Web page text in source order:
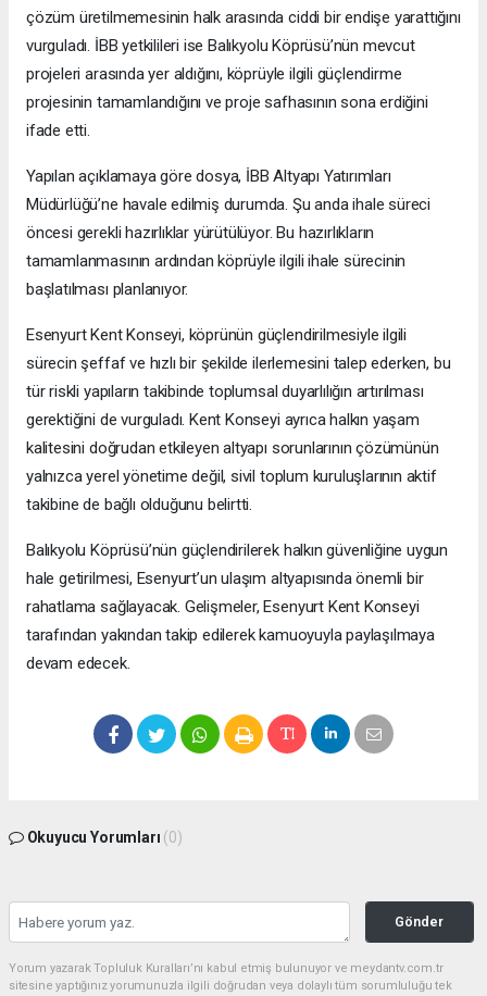
çözüm üretilmemesinin halk arasında ciddi bir endişe yarattığını
vurguladı. İBB yetkilileri ise Balıkyolu Köprüsü’nün mevcut
projeleri arasında yer aldığını, köprüyle ilgili güçlendirme
projesinin tamamlandığını ve proje safhasının sona erdiğini
ifade etti.
Yapılan açıklamaya göre dosya, İBB Altyapı Yatırımları
Müdürlüğü’ne havale edilmiş durumda. Şu anda ihale süreci
öncesi gerekli hazırlıklar yürütülüyor. Bu hazırlıkların
tamamlanmasının ardından köprüyle ilgili ihale sürecinin
başlatılması planlanıyor.
Esenyurt Kent Konseyi, köprünün güçlendirilmesiyle ilgili
sürecin şeffaf ve hızlı bir şekilde ilerlemesini talep ederken, bu
tür riskli yapıların takibinde toplumsal duyarlılığın artırılması
gerektiğini de vurguladı. Kent Konseyi ayrıca halkın yaşam
kalitesini doğrudan etkileyen altyapı sorunlarının çözümünün
yalnızca yerel yönetime değil, sivil toplum kuruluşlarının aktif
takibine de bağlı olduğunu belirtti.
Balıkyolu Köprüsü’nün güçlendirilerek halkın güvenliğine uygun
hale getirilmesi, Esenyurt’un ulaşım altyapısında önemli bir
rahatlama sağlayacak. Gelişmeler, Esenyurt Kent Konseyi
tarafından yakından takip edilerek kamuoyuyla paylaşılmaya
devam edecek.
Okuyucu Yorumları (0)
Gönder
Yorum yazarak Topluluk Kuralları’nı kabul etmiş bulunuyor ve meydantv.com.tr
sitesine yaptığınız yorumunuzla ilgili doğrudan veya dolaylı tüm sorumluluğu tek